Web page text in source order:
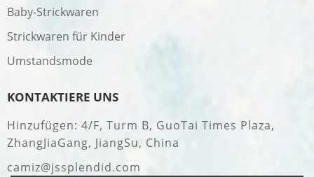
Baby-Strickwaren
Strickwaren für Kinder
Umstandsmode
KONTAKTIERE UNS
Hinzufügen: 4/F, Turm B, GuoTai Times Plaza,
ZhangJiaGang, JiangSu, China
camiz@jssplendid.com